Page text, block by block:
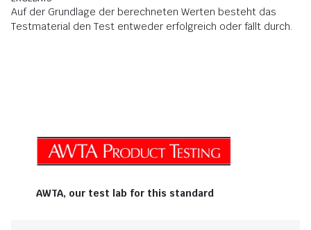
Auf der Grundlage der berechneten Werten besteht das
Testmaterial den Test entweder erfolgreich oder fällt durch.
AWTA, our test lab for this standard